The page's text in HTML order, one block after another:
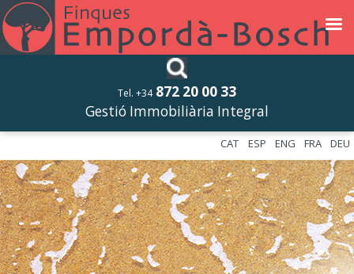
Tel. +34 872 20 00 33
Gestió Immobiliària Integral
DEU
FRA
ENG
ESP
CAT